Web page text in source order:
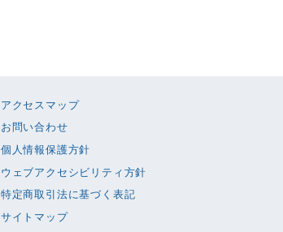
アクセスマップ
お問い合わせ
個人情報保護方針
ウェブアクセシビリティ方針
特定商取引法に基づく表記
サイトマップ